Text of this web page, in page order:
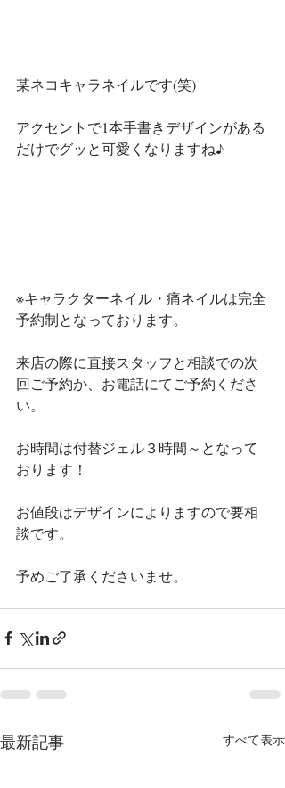
某ネコキャラネイルです(笑)
アクセントで1本手書きデザインがある
だけでグッと可愛くなりますね♪
※キャラクターネイル・痛ネイルは完全
予約制となっております。
来店の際に直接スタッフと相談での次
回ご予約か、お電話にてご予約くださ
い。
お時間は付替ジェル３時間～となって
おります！
お値段はデザインによりますので要相
談です。
予めご了承くださいませ。
最新記事 すべて表示